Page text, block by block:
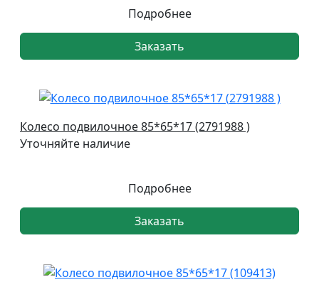
Подробнее
Заказать
Колесо подвилочное 85*65*17 (2791988 )
Уточняйте наличие
Подробнее
Заказать